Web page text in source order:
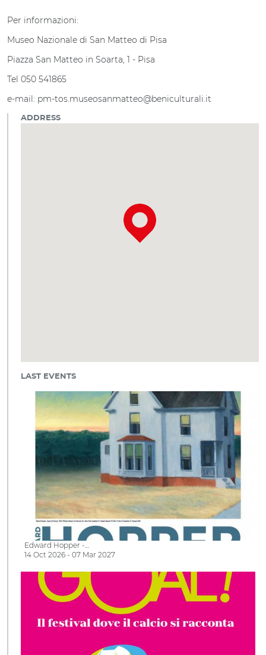
Per informazioni:
Museo Nazionale di San Matteo di Pisa
Piazza San Matteo in Soarta, 1 - Pisa
Tel 050 541865
e-mail: pm-tos.museosanmatteo@beniculturali.it
ADDRESS
LAST EVENTS
Edward Hopper -…
14 Oct 2026 - 07 Mar 2027